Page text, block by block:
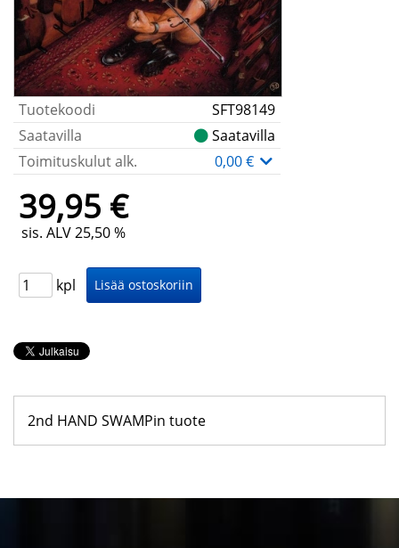
Tuotekoodi
SFT98149
Saatavilla
Saatavilla
Toimituskulut alk.
0,00 €
39,95 €
sis. ALV 25,50 %
kpl
2nd HAND SWAMPin tuote